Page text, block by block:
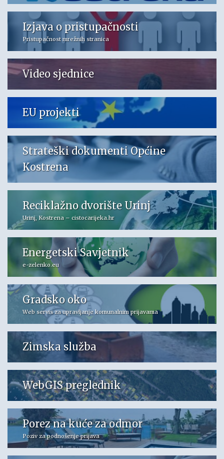
Izjava o pristupačnosti
Pristupačnost mrežnih stranica
Video sjednice
EU projekti
Strateški dokumenti Općine
Kostrena
Reciklažno dvorište Urinj
Urinj, Kostrena – cistocarijeka.hr
Energetski Savjetnik
e-zelenko.eu
Gradsko oko
Web servis za upravljanje komunalnim prijavama
Zimska služba
WebGIS preglednik
Porez na kuće za odmor
Poziv za podnošenje prijava